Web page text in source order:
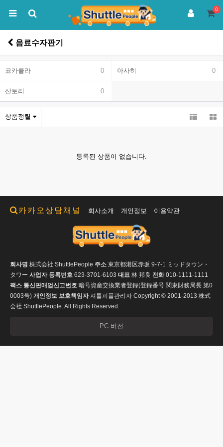
0
음료수자판기
코카콜라 0 아사히 0
산토리 0
상품정렬
등록된 상품이 없습니다.
카카오상담채널 회사소개 개인정보 이용약관
회사명 株式会社 ShuttlePeople 주소 東京都港区赤坂 9-7-1 ミッドタウン・
タワー 사업자 등록번호 623-3701-6103 대표 林 邦良 전화010-1111-1111
팩스 통신판매업신고번호 暗号資産交換業者登録(登録番号 関東財務局長 第0
0003号) 개인정보 보호책임자셔틀피플관리자 Copyright © 2001-2013 株式
会社 ShuttlePeople. All Rights Reserved.
PC 버전